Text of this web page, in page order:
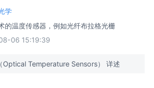
学
的温度传感器，例如光纤布拉格光栅
06 15:19:39
Optical Temperature Sensors） 详述